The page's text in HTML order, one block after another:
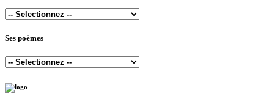
Ses poèmes